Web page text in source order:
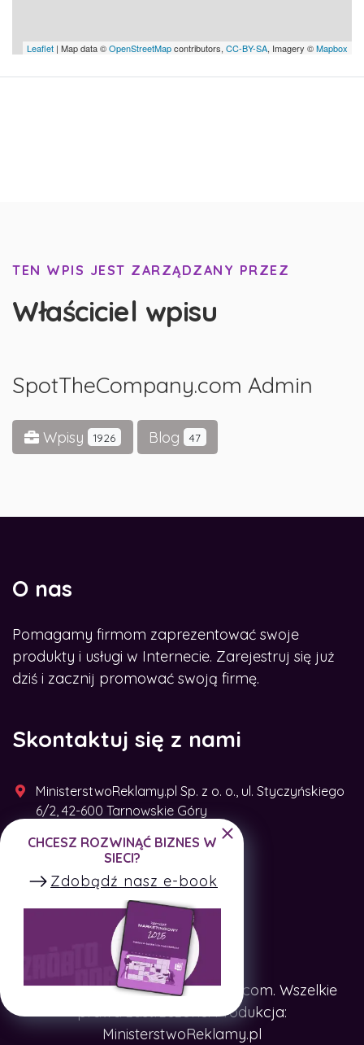
Leaflet | Map data ©OpenStreetMapcontributors, CC-BY-SA, Imagery ©Mapbox
TEN WPIS JEST ZARZĄDZANY PRZEZ
Właściciel wpisu
SpotTheCompany.com Admin
Wpisy 1926 Blog 47
O nas
Pomagamy firmom zaprezentować swoje
produkty i usługi w Internecie. Zarejestruj się już
dziś i zacznij promować swoją firmę.
Skontaktuj się z nami
MinisterstwoReklamy.pl Sp. z o. o., ul. Styczyńskiego
6/2, 42-600 Tarnowskie Góry
+48 791 493 287
Copyright © SpotTheCompany.com. Wszelkie
prawa zastrzeżone. Produkcja:
MinisterstwoReklamy.pl
CHCESZ ROZWINĄĆ BIZNES W
SIECI?
Zdobądź nasz e-book